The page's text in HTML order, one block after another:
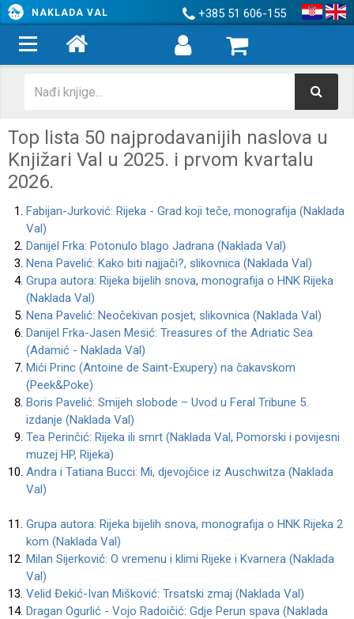
NAKLADA VAL +385 51 606-155
Top lista 50 najprodavanijih naslova u
Knjižari Val u 2025. i prvom kvartalu
2026.
Fabijan-Jurković: Rijeka - Grad koji teče, monografija (Naklada
Val)
Danijel Frka: Potonulo blago Jadrana (Naklada Val)
Nena Pavelić: Kako biti najjači?, slikovnica (Naklada Val)
Grupa autora: Rijeka bijelih snova, monografija o HNK Rijeka
(Naklada Val)
Nena Pavelić: Neočekivan posjet, slikovnica (Naklada Val)
Danijel Frka-Jasen Mesić: Treasures of the Adriatic Sea
(Adamić - Naklada Val)
Mići Princ (Antoine de Saint-Exupery) na čakavskom
(Peek&Poke)
Boris Pavelić: Smijeh slobode – Uvod u Feral Tribune 5.
izdanje (Naklada Val)
Tea Perinčić: Rijeka ili smrt (Naklada Val, Pomorski i povijesni
muzej HP, Rijeka)
Andra i Tatiana Bucci: Mi, djevojčice iz Auschwitza (Naklada
Val)
Grupa autora: Rijeka bijelih snova, monografija o HNK Rijeka 2
kom (Naklada Val)
Milan Sijerković: O vremenu i klimi Rijeke i Kvarnera (Naklada
Val)
Velid Đekić-Ivan Mišković: Trsatski zmaj (Naklada Val)
Dragan Ogurlić - Vojo Radoičić: Gdje Perun spava (Naklada